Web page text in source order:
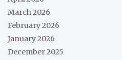
March 2026
February 2026
January 2026
December 2025